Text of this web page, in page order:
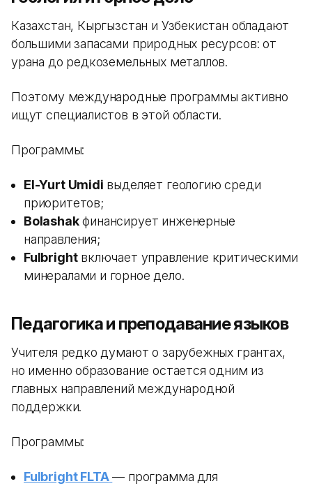
Казахстан, Кыргызстан и Узбекистан обладают
большими запасами природных ресурсов: от
урана до редкоземельных металлов.
Поэтому международные программы активно
ищут специалистов в этой области.
Программы:
El-Yurt Umidi выделяет геологию среди
приоритетов;
Bolashakфинансирует инженерные
направления;
Fulbrightвключает управление критическими
минералами и горное дело.
Педагогика и преподавание языков
Учителя редко думают о зарубежных грантах,
но именно образование остается одним из
главных направлений международной
поддержки.
Программы:
Fulbright FLTA — программа для